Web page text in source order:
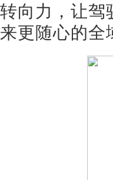
转向力，让驾
来更随心的全